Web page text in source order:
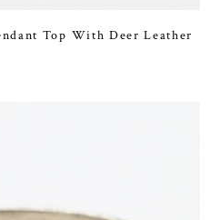
Top With Deer Leather